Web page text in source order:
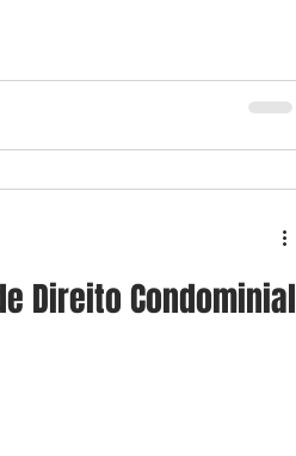
Direito Condominial